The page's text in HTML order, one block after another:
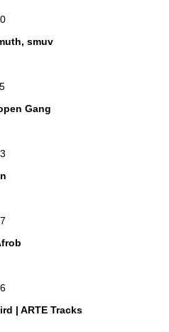
smuv
Gang
| ARTE Tracks